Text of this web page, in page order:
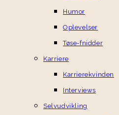
Humor
Oplevelser
Tøse-fnidder
Karriere
Karrierekvinden
Interviews
Selvudvikling